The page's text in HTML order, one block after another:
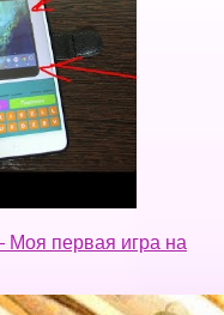
первая игра на